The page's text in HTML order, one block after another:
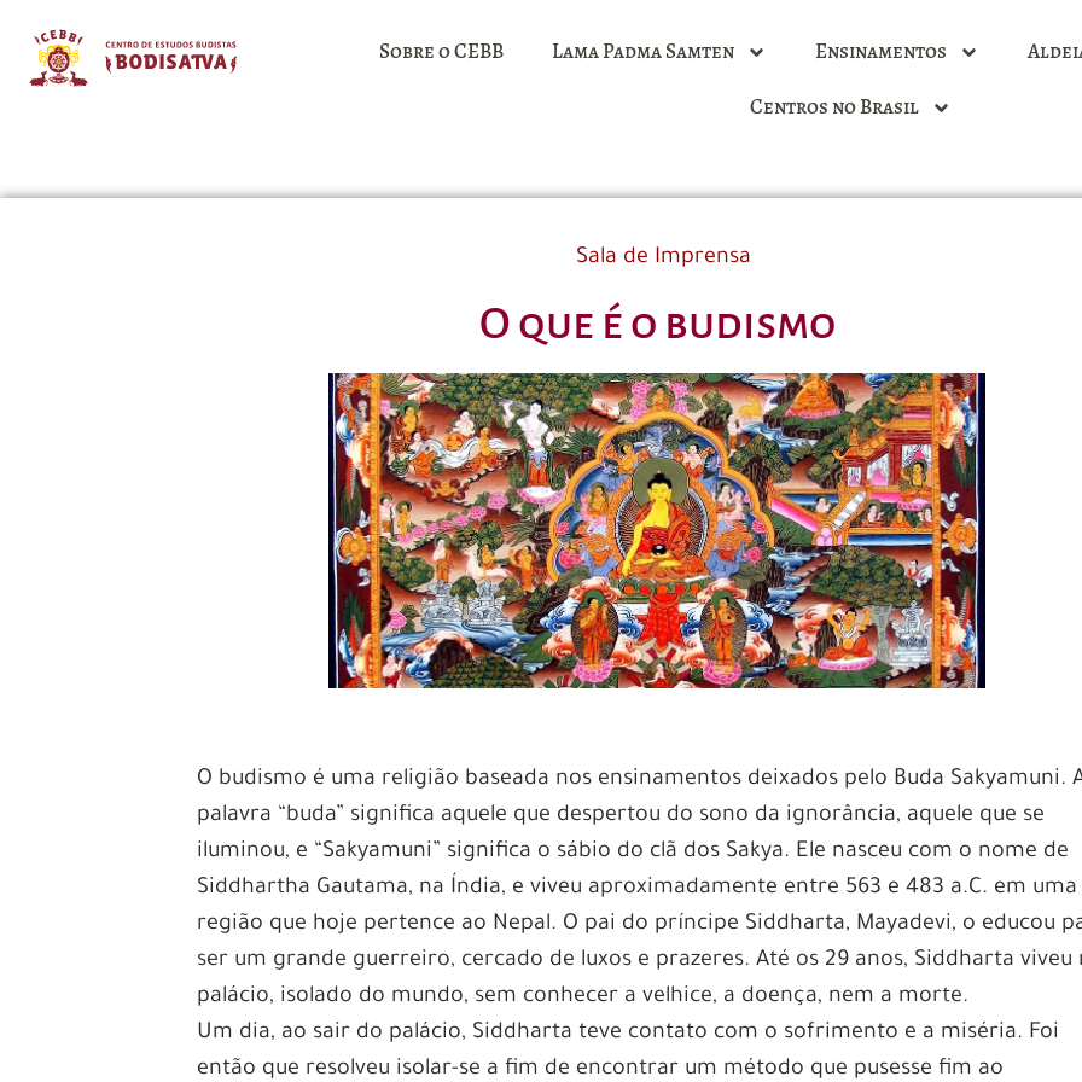
Sobre o CEBB Lama Padma Samten Ensinamentos
Centros no Brasil
Sala de Imprensa
O que é o budismo
O budismo é uma religião baseada nos ensinamentos deixados pelo Buda Sakyamuni.
palavra “buda” significa aquele que despertou do sono da ignorância, aquele que se
iluminou, e “Sakyamuni” significa o sábio do clã dos Sakya. Ele nasceu com o nome de
Siddhartha Gautama, na Índia, e viveu aproximadamente entre 563 e 483 a.C. em uma
região que hoje pertence ao Nepal. O pai do príncipe Siddharta, Mayadevi, o educou
ser um grande guerreiro, cercado de luxos e prazeres. Até os 29 anos, Siddharta viveu
palácio, isolado do mundo, sem conhecer a velhice, a doença, nem a morte.
Um dia, ao sair do palácio, Siddharta teve contato com o sofrimento e a miséria. Foi
então que resolveu isolar-se a fim de encontrar um método que pusesse fim ao